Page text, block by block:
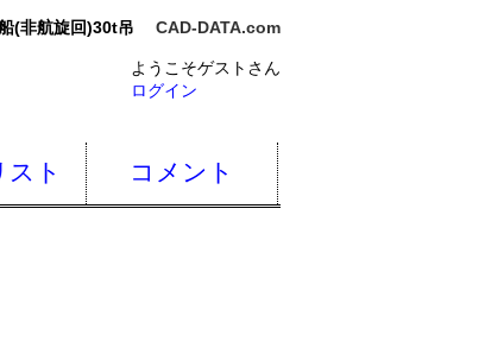
(非航旋回)30t吊 CAD-DATA.com
ようこそゲストさん
ログイン
スト コメント